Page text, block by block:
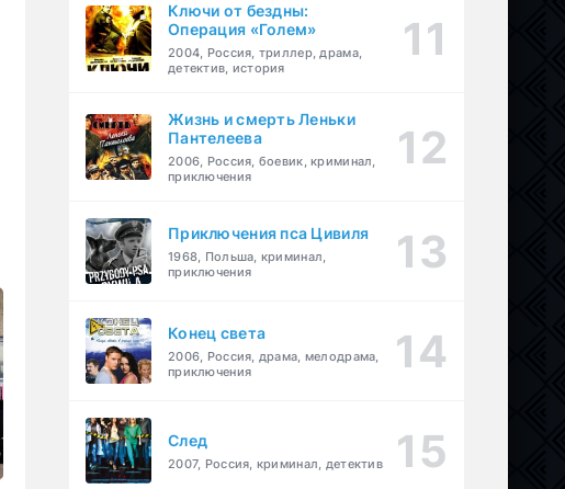
Ключи от бездны:
Операция «Голем»
2004, Россия, триллер, драма,
детектив, история
Жизнь и смерть Леньки
Пантелеева
2006, Россия, боевик, криминал,
приключения
Приключения пса Цивиля
1968, Польша, криминал,
приключения
Конец света
2006, Россия, драма, мелодрама,
приключения
След
2007, Россия, криминал, детектив